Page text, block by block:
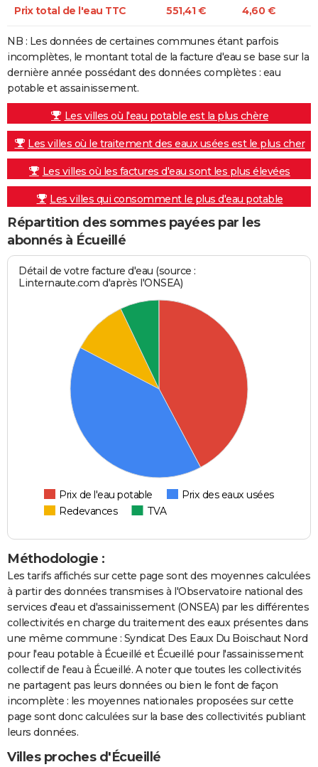
Prix total de l'eau TTC 551,41 € 4,60 €
NB : Les données de certaines communes étant parfois
incomplètes, le montant total de la facture d'eau se base sur la
dernière année possédant des données complètes : eau
potable et assainissement.
Les villes où l'eau potable est la plus chère
Les villes où le traitement des eaux usées est le plus cher
Les villes où les factures d'eau sont les plus élevées
Les villes qui consomment le plus d'eau potable
Répartition des sommes payées par les
abonnés à Écueillé
Détail de votre facture d'eau (source :
Linternaute.com d'après l'ONSEA)
Prix de l'eau potable
Prix des eaux usées
Redevances
TVA
Méthodologie :
Les tarifs affichés sur cette page sont des moyennes calculées
à partir des données transmises à l'Observatoire national des
services d'eau et d'assainissement (ONSEA) par les différentes
collectivités en charge du traitement des eaux présentes dans
une même commune : Syndicat Des Eaux Du Boischaut Nord
pour l'eau potable à Écueillé et Écueillé pour l'assainissement
collectif de l'eau à Écueillé. A noter que toutes les collectivités
ne partagent pas leurs données ou bien le font de façon
incomplète : les moyennes nationales proposées sur cette
page sont donc calculées sur la base des collectivités publiant
leurs données.
Villes proches d'Écueillé